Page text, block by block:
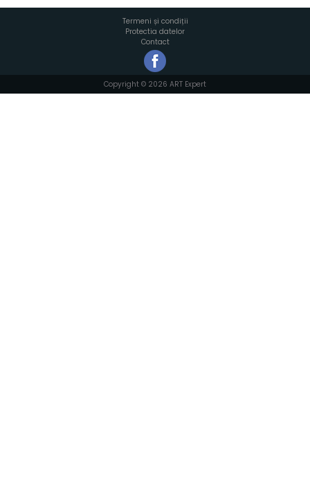
Termeni și condiții
Protectia datelor
Contact
Copyright © 2026 ART Expert